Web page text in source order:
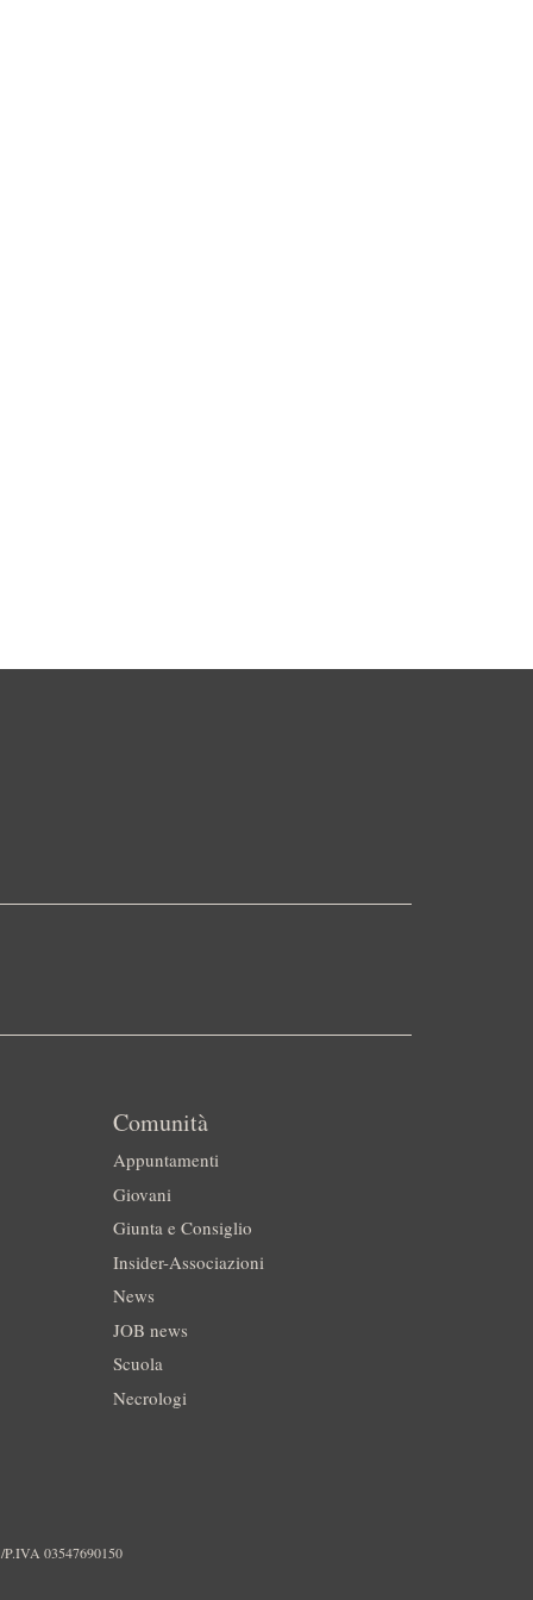
Comunità
Appuntamenti
Giovani
Giunta e Consiglio
Insider-Associazioni
News
JOB news
Scuola
Necrologi
P.IVA 03547690150